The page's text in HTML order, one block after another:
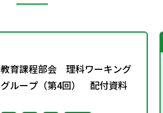
教育課程部会 理科ワーキング
グループ（第4回） 配付資料